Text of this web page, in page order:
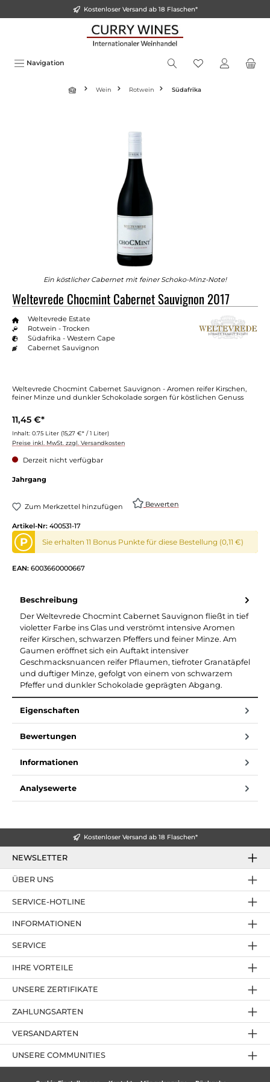
Kostenloser Versand ab 18 Flaschen*
Navigation
Wein Rotwein Südafrika
Ein köstlicher Cabernet mit feiner Schoko-Minz-Note!
Weltevrede Chocmint Cabernet Sauvignon 2017
Weltevrede Estate
Rotwein - Trocken
Südafrika - Western Cape
Cabernet Sauvignon
Weltevrede Chocmint Cabernet Sauvignon - Aromen reifer Kirschen,
feiner Minze und dunkler Schokolade sorgen für köstlichen Genuss
11,45 €*
Inhalt: 0.75 Liter (15,27 €* / 1 Liter)
Preise inkl. MwSt. zzgl. Versandkosten
Derzeit nicht verfügbar
Jahrgang
Zum Merkzettel hinzufügen Bewerten
Artikel-Nr: 400531-17
P Sie erhalten 11 Bonus Punkte für diese Bestellung (0,11 €)
EAN: 6003660000667
Beschreibung
Der Weltevrede Chocmint Cabernet Sauvignon fließt in tief
violetter Farbe ins Glas und verströmt intensive Aromen
reifer Kirschen, schwarzen Pfeffers und feiner Minze. Am
Gaumen eröffnet sich ein Auftakt intensiver
Geschmacksnuancen reifer Pflaumen, tiefroter Granatäpfel
und duftiger Minze, gefolgt von einem von schwarzem
Pfeffer und dunkler Schokolade geprägten Abgang.
Eigenschaften
Bewertungen
Informationen
Analysewerte
Kostenloser Versand ab 18 Flaschen*
NEWSLETTER
SERVICE-HOTLINE
IHRE VORTEILE
ZAHLUNGSARTEN
ÜBER UNS
UNSERE ZERTIFIKATE
INFORMATIONEN
SERVICE
UNSERE COMMUNITIES
VERSANDARTEN